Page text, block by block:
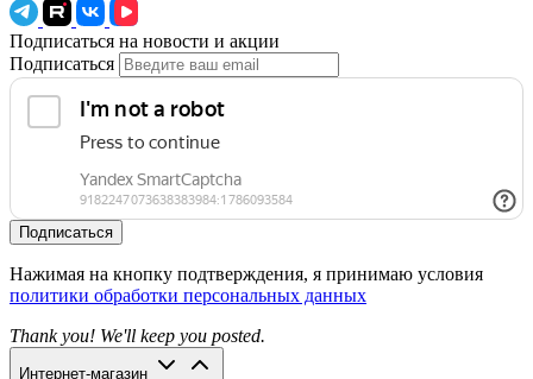
Подписаться на новости и акции
Подписаться
Подписаться
Нажимая на кнопку подтверждения, я принимаю условия
политики обработки персональных данных
Thank you! We'll keep you posted.
Интернет-магазин